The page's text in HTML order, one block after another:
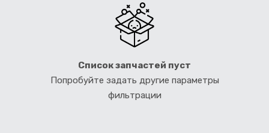
Список запчастей пуст
Попробуйте задать другие параметры
фильтрации